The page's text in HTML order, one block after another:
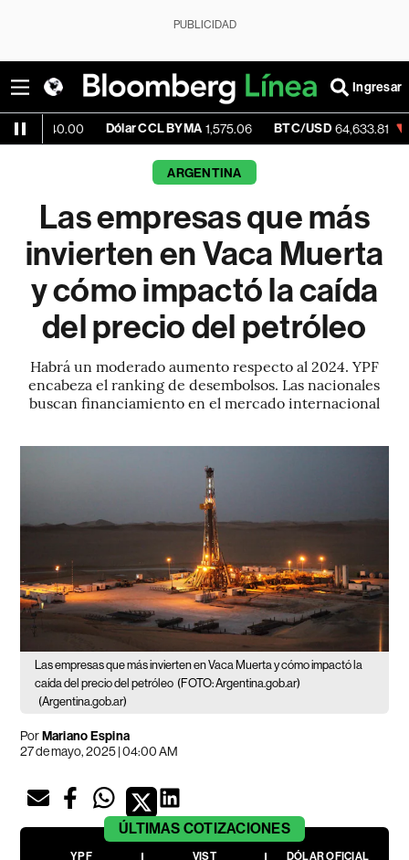
PUBLICIDAD
Ingresar
Dólar CCL BYMA 1,575.06 BTC/USD 64,633.81 -0.24%
ARGENTINA
Las empresas que más
invierten en Vaca Muerta
y cómo impactó la caída
del precio del petróleo
Habrá un moderado aumento respecto al 2024. YPF
encabeza el ranking de desembolsos. Las nacionales
buscan financiamiento en el mercado internacional
Las empresas que más invierten en Vaca Muerta y cómo impactó la
caída del precio del petróleo (FOTO: Argentina.gob.ar)
(Argentina.gob.ar)
PorMariano Espina
27 de mayo, 2025 | 04:00 AM
ÚLTIMAS COTIZACIONES
YPF
VIST
DÓLAR OFICIAL